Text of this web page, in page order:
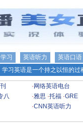
习 英语听力
英语口语
习英语是一个持之以恒的
· 网络英语电台
八 ·雅思 ·托福 ·GRE
·CNN英语听力